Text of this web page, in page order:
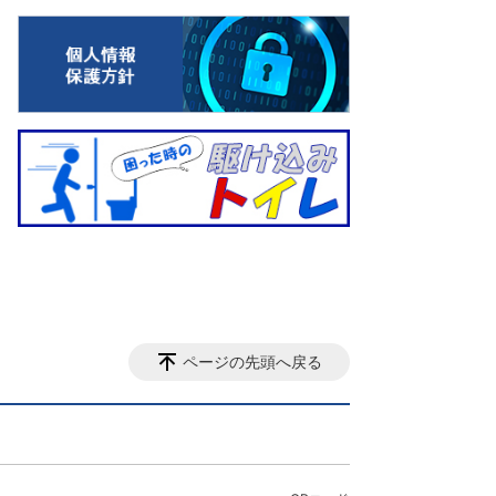
ページの先頭へ戻る